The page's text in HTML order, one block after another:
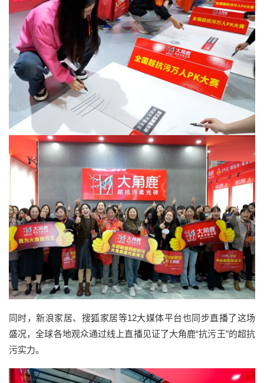
同时，新浪家居、搜狐家居等12大媒体平台也同步直播了这场
盛况，全球各地观众通过线上直播见证了大角鹿“抗污王”的超抗
污实力。